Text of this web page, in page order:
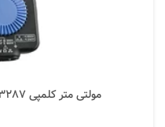
مولتی متر کلمپی HIOKI 3287 با برند اصلی هیوکی